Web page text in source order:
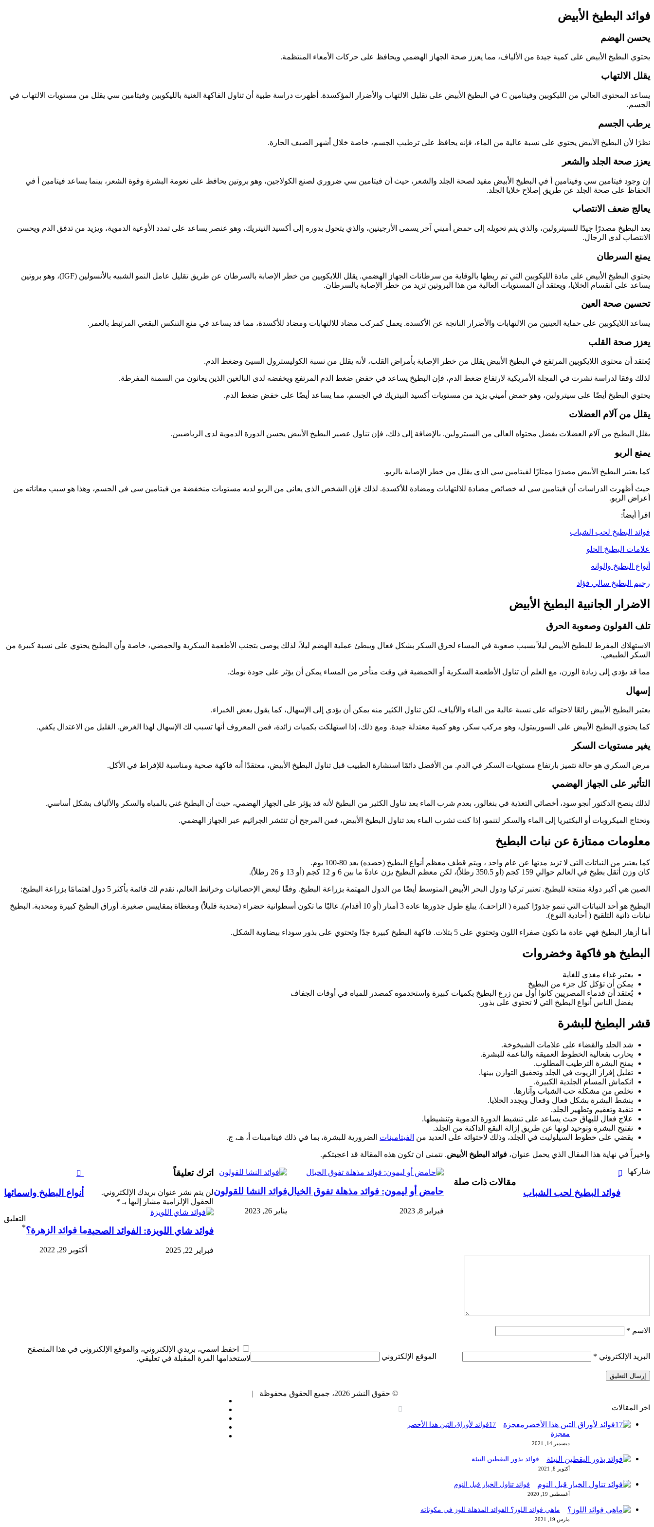
فوائد البطيخ الأبيض
يحسن الهضم
يحتوي البطيخ الأبيض على كمية جيدة من الألياف، مما يعزز صحة الجهاز الهضمي ويحافظ على حركات الأمعاء المنتظمة.
يقلل الالتهاب
يساعد المحتوى العالي من الليكوبين وفيتامين C في البطيخ الأبيض على تقليل الالتهاب والأضرار المؤكسدة. أظهرت دراسة طبية أن تناول الفاكهة الغنية بالليكوبين وفيتامين سي يقلل من مستويات الالتهاب في
الجسم.
يرطب الجسم
نظرًا لأن البطيخ الأبيض يحتوي على نسبة عالية من الماء، فإنه يحافظ على ترطيب الجسم، خاصة خلال أشهر الصيف الحارة.
يعزز صحة الجلد والشعر
إن وجود فيتامين سي وفيتامين أ في البطيخ الأبيض مفيد لصحة الجلد والشعر، حيث أن فيتامين سي ضروري لصنع الكولاجين، وهو بروتين يحافظ على نعومة البشرة وقوة الشعر، بينما يساعد فيتامين أ في
الحفاظ على صحة الجلد عن طريق إصلاح خلايا الجلد.
يعالج ضعف الانتصاب
يعد البطيخ مصدرًا جيدًا للسيترولين، والذي يتم تحويله إلى حمض أميني آخر يسمى الأرجينين، والذي يتحول بدوره إلى أكسيد النيتريك، وهو عنصر يساعد على تمدد الأوعية الدموية، ويزيد من تدفق الدم ويحسن
الانتصاب لدى الرجال.
يمنع السرطان
يحتوي البطيخ الأبيض على مادة الليكوبين التي تم ربطها بالوقاية من سرطانات الجهاز الهضمي. يقلل اللايكوبين من خطر الإصابة بالسرطان عن طريق تقليل عامل النمو الشبيه بالأنسولين (IGF)، وهو بروتين
يساعد على انقسام الخلايا، ويعتقد أن المستويات العالية من هذا البروتين تزيد من خطر الإصابة بالسرطان.
تحسين صحة العين
يساعد اللايكوبين على حماية العينين من الالتهابات والأضرار الناتجة عن الأكسدة. يعمل كمركب مضاد للالتهابات ومضاد للأكسدة، مما قد يساعد في منع التنكس البقعي المرتبط بالعمر.
يعزز صحة القلب
يُعتقد أن محتوى اللايكوبين المرتفع في البطيخ الأبيض يقلل من خطر الإصابة بأمراض القلب، لأنه يقلل من نسبة الكوليسترول السيئ وضغط الدم.
لذلك وفقا لدراسة نشرت في المجلة الأمريكية لارتفاع ضغط الدم، فإن البطيخ يساعد في خفض ضغط الدم المرتفع ويخفضه لدى البالغين الذين يعانون من السمنة المفرطة.
يحتوي البطيخ أيضًا على سيترولين، وهو حمض أميني يزيد من مستويات أكسيد النيتريك في الجسم، مما يساعد أيضًا على خفض ضغط الدم.
يقلل من آلام العضلات
يقلل البطيخ من آلام العضلات بفضل محتواه العالي من السيترولين. بالإضافة إلى ذلك، فإن تناول عصير البطيخ الأبيض يحسن الدورة الدموية لدى الرياضيين.
يمنع الربو
كما يعتبر البطيخ الأبيض مصدرًا ممتازًا لفيتامين سي الذي يقلل من خطر الإصابة بالربو.
حيث أظهرت الدراسات أن فيتامين سي له خصائص مضادة للالتهابات ومضادة للأكسدة. لذلك فإن الشخص الذي يعاني من الربو لديه مستويات منخفضة من فيتامين سي في الجسم، وهذا هو سبب معاناته من
أعراض الربو.
اقرأ أيضاً:
فوائد البطيخ لحب الشباب
علامات البطيخ الحلو
أنواع البطيخ والوانه
رجيم البطيخ سالي فؤاد
الاضرار الجانبية البطيخ الأبيض
تلف القولون وصعوبة الحرق
الاستهلاك المفرط للبطيخ الأبيض ليلاً يسبب صعوبة في المساء لحرق السكر بشكل فعال ويبطئ عملية الهضم ليلاً، لذلك يوصى بتجنب الأطعمة السكرية والحمضي، خاصة وأن البطيخ يحتوي على نسبة كبيرة من
السكر الطبيعي.
مما قد يؤدي إلى زيادة الوزن، مع العلم أن تناول الأطعمة السكرية أو الحمضية في وقت متأخر من المساء يمكن أن يؤثر على جودة نومك.
إسهال
يعتبر البطيخ الأبيض رائعًا لاحتوائه على نسبة عالية من الماء والألياف، لكن تناول الكثير منه يمكن أن يؤدي إلى الإسهال، كما يقول بعض الخبراء.
كما يحتوي البطيخ الأبيض على السوربيتول، وهو مركب سكر، وهو كمية معتدلة جيدة. ومع ذلك، إذا استهلكت بكميات زائدة، فمن المعروف أنها تسبب لك الإسهال لهذا الغرض. القليل من الاعتدال يكفي.
يغير مستويات السكر
مرض السكري هو حالة تتميز بارتفاع مستويات السكر في الدم. من الأفضل دائمًا استشارة الطبيب قبل تناول البطيخ الأبيض، معتقدًا أنه فاكهة صحية ومناسبة للإفراط في الأكل.
التأثير على الجهاز الهضمي
لذلك ينصح الدكتور أنجو سود، أخصائي التغذية في بنغالور، بعدم شرب الماء بعد تناول الكثير من البطيخ لأنه قد يؤثر على الجهاز الهضمي، حيث أن البطيخ غني بالمياه والسكر والألياف بشكل أساسي.
وتحتاج الميكروبات أو البكتيريا إلى الماء والسكر لتنمو، إذا كنت تشرب الماء بعد تناول البطيخ الأبيض، فمن المرجح أن تنتشر الجراثيم عبر الجهاز الهضمي.
معلومات ممتازة عن نبات البطيخ
كما يعتبر من النباتات التي لا تزيد مدتها عن عام واحد ، ويتم قطف معظم أنواع البطيخ (حصده) بعد 80-100 يوم.
كان وزن أثقل بطيخ في العالم حوالي 159 كجم (أو 350.5 رطلاً)، لكن معظم البطيخ يزن عادةً ما بين 6 و 12 كجم (أو 13 و 26 رطلاً).
الصين هي أكبر دولة منتجة للبطيخ. تعتبر تركيا ودول البحر الأبيض المتوسط أيضًا من الدول المهتمة بزراعة البطيخ. وفقًا لبعض الإحصائيات وخرائط العالم، نقدم لك قائمة بأكثر 5 دول اهتمامًا بزراعة البطيخ:
البطيخ هو أحد النباتات التي تنمو جذورًا كبيرة ( الزاحف). يبلغ طول جذورها عادة 3 أمتار (أو 10 أقدام). غالبًا ما تكون أسطوانية خضراء (محدبة قليلاً) ومغطاة بمقاييس صغيرة. أوراق البطيخ كبيرة ومحدبة. البطيخ
نباتات ذاتية التلقيح ( أحادية النوع).
أما أزهار البطيخ فهي عادة ما تكون صفراء اللون وتحتوي على 5 بتلات. فاكهة البطيخ كبيرة جدًا وتحتوي على بذور سوداء بيضاوية الشكل.
البطيخ هو فاكهة وخضروات
يعتبر غذاء مغذي للغاية
يمكن أن تؤكل كل جزء من البطيخ
يُعتقد أن قدماء المصريين كانوا أول من زرع البطيخ بكميات كبيرة واستخدموه كمصدر للمياه في أوقات الجفاف
يفضل الناس أنواع البطيخ التي لا تحتوي على بذور.
قشر البطيخ للبشرة
شد الجلد والقضاء على علامات الشيخوخة.
يحارب بفعالية الخطوط العميقة والناعمة للبشرة.
يمنح البشرة الترطيب المطلوب.
تقليل إفراز الزيوت في الجلد وتحقيق التوازن بينها.
انكماش المسام الجلدية الكبيرة.
تخلص من مشكلة حب الشباب وآثارها.
ينشط البشرة بشكل فعال وفعال ويجدد الخلايا.
تنقية وتعقيم وتطهير الجلد.
علاج فعال للبهاق حيث يساعد على تنشيط الدورة الدموية وتنشيطها.
تفتيح البشرة وتوحيد لونها عن طريق إزالة البقع الداكنة من الجلد.
يقضي على خطوط السيلوليت في الجلد، وذلك لاحتوائه على العديد من الفيتامينات الضرورية للبشرة، بما في ذلك فيتامينات أ، هـ، ج.
واخيراً في نهاية هذا المقال الذي يحمل عنوان، فوائد البطيخ الأبيض. نتمنى ان تكون هذه المقالة قد اعجبتكم.
شاركها فيسبوك
بينتيريست
طباعة
فوائد البطيخ لحب الشباب أنواع البطيخ واسمائها
مقالات ذات صلة
حامض أو ليمون: فوائد مذهلة تفوق الخيال
فبراير 8, 2023
فوائد النشا للقولون
يناير 26, 2023
فوائد شاي اللويزة: الفوائد الصحية
فبراير 22, 2025
ما فوائد الزهرة؟
أكتوبر 29, 2022
اترك تعليقاً
لن يتم نشر عنوان بريدك الإلكتروني.
الحقول الإلزامية مشار إليها بـ *
التعليق
*
الاسم *
البريد الإلكتروني * الموقع الإلكتروني
احفظ اسمي، بريدي الإلكتروني، والموقع الإلكتروني في هذا المتصفح
لاستخدامها المرة المقبلة في تعليقي.
اخر المقالات
17فوائد لأوراق التين هذا الأخضر
معجزة
ديسمبر 14, 2021
فوائد بذور اليقطين النيئة
أكتوبر 8, 2021
فوائد تناول الخيار قبل النوم
أغسطس 19, 2020
ماهي فوائد اللوز؟ الفوائد المذهلة للوز في مكوناته
مارس 19, 2021
© حقوق النشر 2026، جميع الحقوق محفوظة |